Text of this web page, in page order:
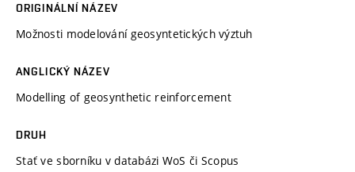
ORIGINÁLNÍ NÁZEV
Možnosti modelování geosyntetických výztuh
ANGLICKÝ NÁZEV
Modelling of geosynthetic reinforcement
DRUH
Stať ve sborníku v databázi WoS či Scopus